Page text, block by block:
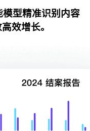
型精准识别内容
效增长。